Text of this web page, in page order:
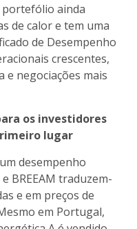
portefólio ainda
de calor e tem uma
de Desempenho
crescentes,
e negociações mais
os investidores
lugar
desempenho
BREEAM traduzem-
e em preços de
em Portugal,